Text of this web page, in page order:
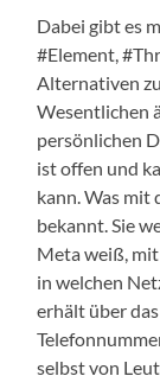
Dabei gibt es
#Element,
Alternativen
Wesentlichen
persönlichen
ist offen und
kann. Was mit
bekannt. Sie
Meta weiß,
in welchen
erhält über
selbst von